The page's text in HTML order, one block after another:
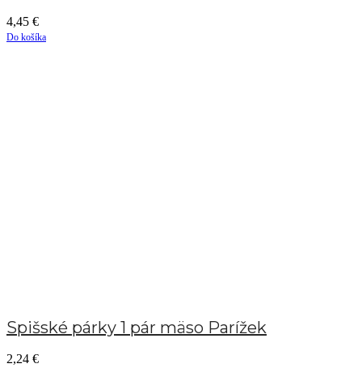
4,45 €
Do košíka
Spišské párky 1 pár mäso Parížek
2,24 €